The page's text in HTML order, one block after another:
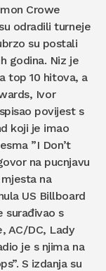
Crowe
odradili turneje
su postali
godina. Niz je
top 10 hitova, a
Ivor
povijest s
koji je imao
”I Don’t
na pucnjavu
na
US Billboard
surađivao s
AC/DC, Lady
je s njima na
S izdanja su